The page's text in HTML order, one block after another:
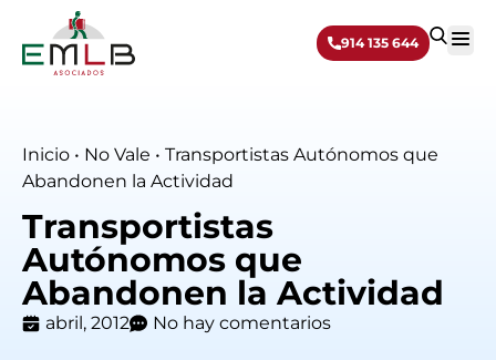
914 135 644
Inicio • No Vale • Transportistas Autónomos que
Abandonen la Actividad
Transportistas
Autónomos que
Abandonen la Actividad
abril, 2012 No hay comentarios